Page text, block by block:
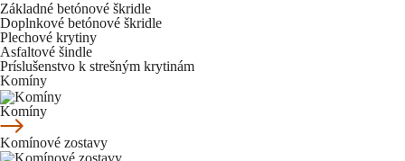
Základné betónové škridle
Doplnkové betónové škridle
Plechové krytiny
Asfaltové šindle
Príslušenstvo k strešným krytinám
Komíny
Komíny
Komínové zostavy